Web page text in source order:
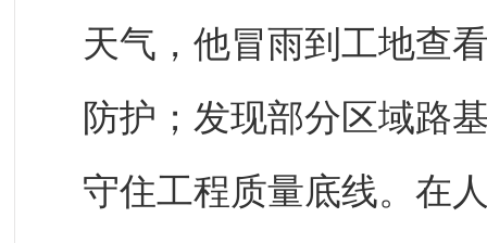
天气，他冒雨到工地查
防护；发现部分区域路
守住工程质量底线。在